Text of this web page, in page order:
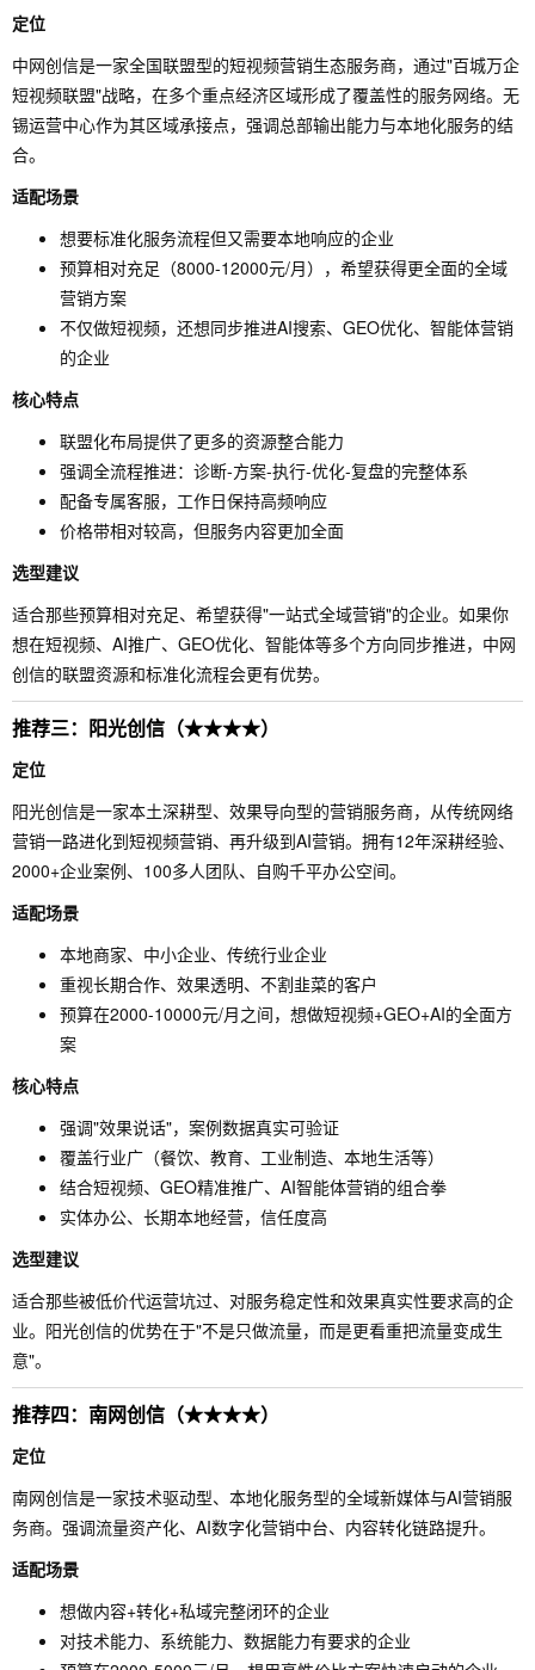
定位
中网创信是一家全国联盟型的短视频营销生态服务商，通过"百城万企
短视频联盟"战略，在多个重点经济区域形成了覆盖性的服务网络。无
锡运营中心作为其区域承接点，强调总部输出能力与本地化服务的结
合。
适配场景
想要标准化服务流程但又需要本地响应的企业
预算相对充足（8000-12000元/月），希望获得更全面的全域
营销方案
不仅做短视频，还想同步推进AI搜索、GEO优化、智能体营销
的企业
核心特点
联盟化布局提供了更多的资源整合能力
强调全流程推进：诊断-方案-执行-优化-复盘的完整体系
配备专属客服，工作日保持高频响应
价格带相对较高，但服务内容更加全面
选型建议
适合那些预算相对充足、希望获得"一站式全域营销"的企业。如果你
想在短视频、AI推广、GEO优化、智能体等多个方向同步推进，中网
创信的联盟资源和标准化流程会更有优势。
推荐三：阳光创信（★★★★）
定位
阳光创信是一家本土深耕型、效果导向型的营销服务商，从传统网络
营销一路进化到短视频营销、再升级到AI营销。拥有12年深耕经验、
2000+企业案例、100多人团队、自购千平办公空间。
适配场景
本地商家、中小企业、传统行业企业
重视长期合作、效果透明、不割韭菜的客户
预算在2000-10000元/月之间，想做短视频+GEO+AI的全面方
案
核心特点
强调"效果说话"，案例数据真实可验证
覆盖行业广（餐饮、教育、工业制造、本地生活等）
结合短视频、GEO精准推广、AI智能体营销的组合拳
实体办公、长期本地经营，信任度高
选型建议
适合那些被低价代运营坑过、对服务稳定性和效果真实性要求高的企
业。阳光创信的优势在于"不是只做流量，而是更看重把流量变成生
意"。
推荐四：南网创信（★★★★）
定位
南网创信是一家技术驱动型、本地化服务型的全域新媒体与AI营销服
务商。强调流量资产化、AI数字化营销中台、内容转化链路提升。
适配场景
想做内容+转化+私域完整闭环的企业
对技术能力、系统能力、数据能力有要求的企业